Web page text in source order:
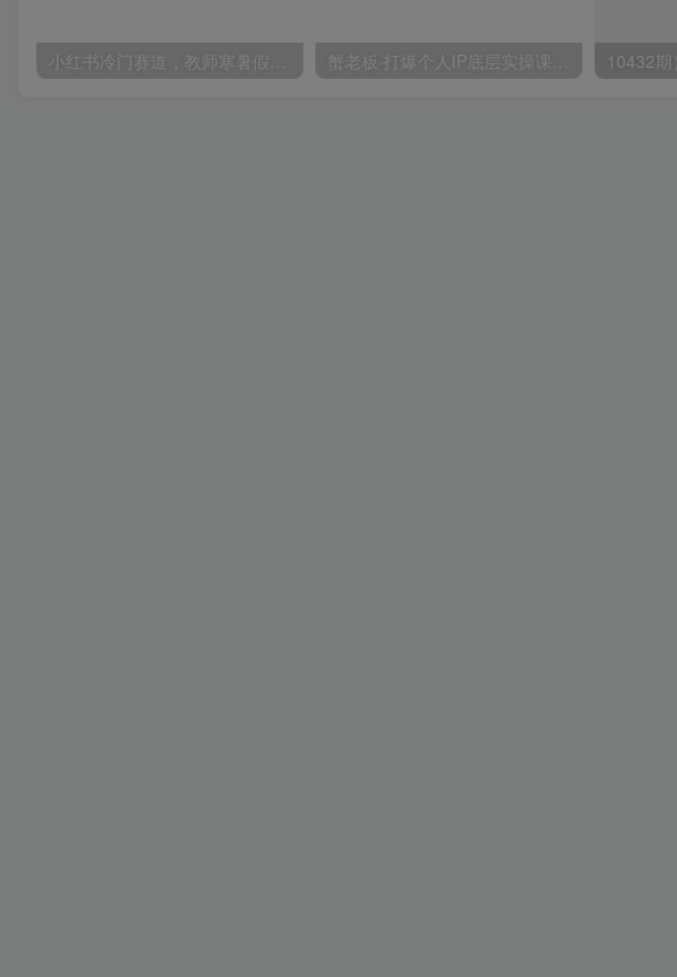
小红书冷门赛道，教师寒暑假项目，多种连环套的变现方式，还能矩阵操作放大收益【揭秘】 蟹老板·打爆个人IP底层实操课，教你成熟专业的打造IP技能，全方位带你做成一个能商业化IP